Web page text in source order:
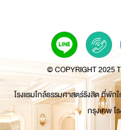
© COPYRIGHT 2025
โรงแรมใกล้ธรรมศาสตร์รังสิต ที่พัก
กรุงเทพ โ